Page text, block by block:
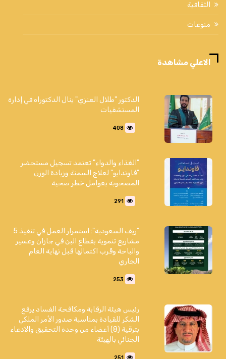
الثقافية
منوعات
الاعلي مشاهدة
الدكتور "طلال العنزي" ينال الدكتوراه في إدارة
المستشفيات
408
"الغذاء والدواء" تعتمد تسجيل مستحضر
"فاوندايو" لعلاج السمنة وزيادة الوزن
المصحوبة بعوامل خطر صحية
291
"ريف السعودية": استمرار العمل في تنفيذ 5
مشاريع تنموية بقطاع البن في جازان وعسير
والباحة وقُرب اكتمالها قبل نهاية العام
الجاري
253
رئيس هيئة الرقابة ومكافحة الفساد يرفع
الشكر للقيادة بمناسبة صدور الأمر الملكي
بترقية (8) أعضاء من وحدة التحقيق والادعاء
الجنائي بالهيئة